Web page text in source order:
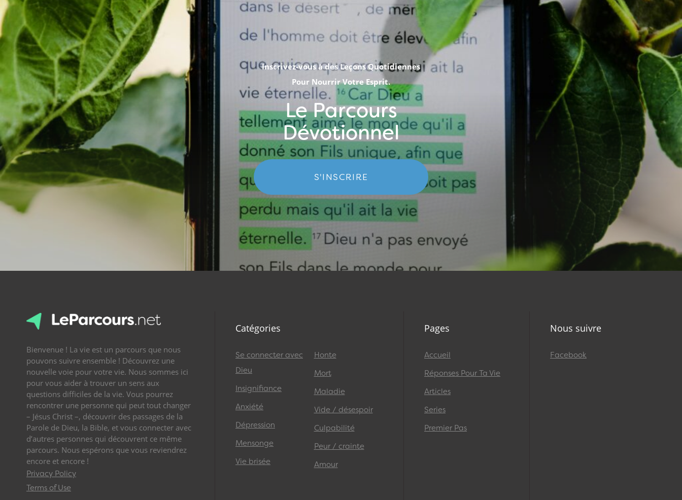
Inscrivez-vous à des Leçons Quotidiennes
Pour Nourrir Votre Esprit.
Le Parcours
Dévotionnel
S'INSCRIRE
Bienvenue ! La vie est un parcours que nous
pouvons suivre ensemble ! Découvrez une
nouvelle voie pour votre vie. Nous sommes ici
pour vous aider à trouver un sens aux
questions difficiles de la vie. Vous pourrez
rencontrer une personne qui peut tout changer
– Jésus Christ –, découvrir des passages de la
Parole de Dieu, la Bible, et vous connecter avec
d’autres personnes qui découvrent ce même
parcours. Nous espérons que vous reviendrez
encore et encore !
Privacy Policy
Terms of Use
Catégories
Se connecter avec
Dieu
Insignifiance
Anxiété
Dépression
Mensonge
Vie brisée
Honte
Mort
Maladie
Vide / désespoir
Culpabilité
Peur / crainte
Amour
Pages
Accueil
Réponses Pour Ta Vie
Articles
Series
Premier Pas
Nous suivre
Facebook